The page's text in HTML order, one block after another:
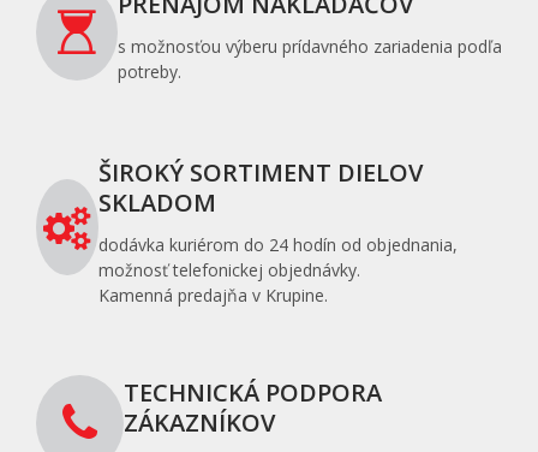
s možnosťou výberu prídavného zariadenia podľa
potreby.
ŠIROKÝ SORTIMENT DIELOV
SKLADOM
dodávka kuriérom do 24 hodín od objednania,
možnosť telefonickej objednávky.
Kamenná predajňa v Krupine.
TECHNICKÁ PODPORA
ZÁKAZNÍKOV